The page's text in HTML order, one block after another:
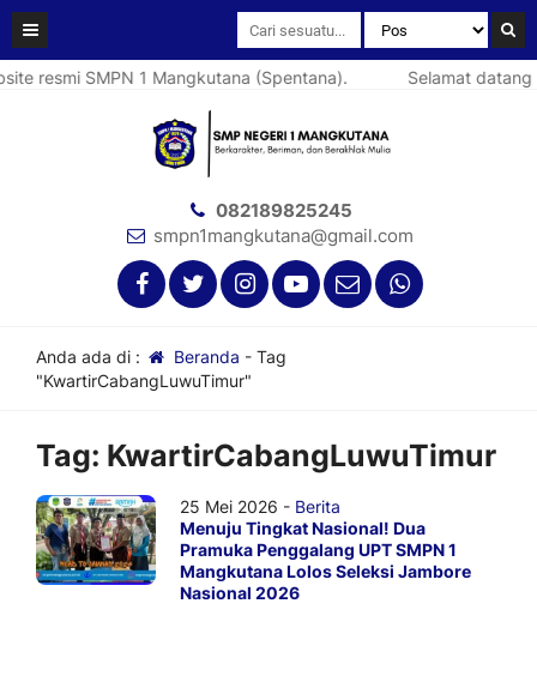
resmi SMPN 1 Mangkutana (Spentana). Selamat datang
082189825245
smpn1mangkutana@gmail.com
Anda ada di : Beranda - Tag
"KwartirCabangLuwuTimur"
Tag: KwartirCabangLuwuTimur
25 Mei 2026 - Berita
Menuju Tingkat Nasional! Dua
Pramuka Penggalang UPT SMPN 1
Mangkutana Lolos Seleksi Jambore
Nasional 2026